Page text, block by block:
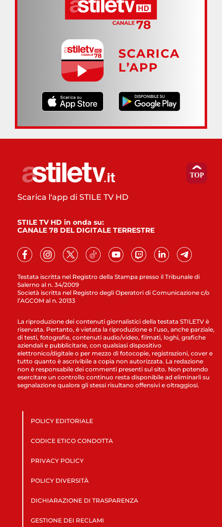
SCARICA
L’APP
Testata iscritta nel Registro della Stampa presso il Tribunale di
Salerno al n. 34/2009
Società iscritta nel Registro degli Operatori di Comunicazione c/o
l’AGCOM al n. 20133
Scarica l'app di STILE TV HD
STILE TV HD in onda su:
CANALE 78 DEL DIGITALE TERRESTRE
La riproduzione dei contenuti giornalistici della testata STILETV è
riservata. Pertanto, è vietata la riproduzione e l’uso, anche parziale,
di testi, fotografie, contenuti audio/video, filmati, loghi, grafiche
aziendali e pubblicitarie, con qualsiasi dispositivo
elettronico/digitale o per mezzo di fotocopie, registrazioni, cover e
tutto quanto è ascrivibile a copia non autorizzata. La redazione
non è responsabile dei commenti presenti sul sito. Non potendo
esercitare un controllo continuo resta disponibile ad eliminarli su
segnalazione qualora gli stessi risultano offensivi e oltraggiosi.
POLICY EDITORIALE
CODICE ETICO CONDOTTA
PRIVACY POLICY
POLICY DIVERSITÀ
DICHIARAZIONE DI TRASPARENZA
GESTIONE DEI RECLAMI